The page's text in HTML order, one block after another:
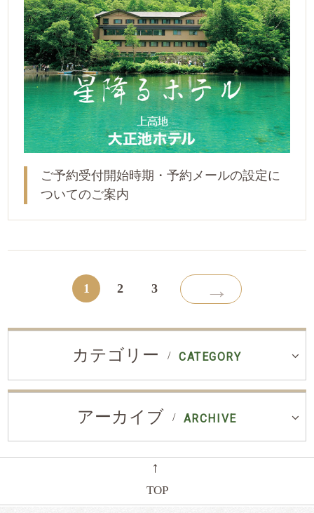
ご予約受付開始時期・予約メールの設定に
ついてのご案内
1 2 3 →
カテゴリー CATEGORY
アーカイブ ARCHIVE
←
TOP